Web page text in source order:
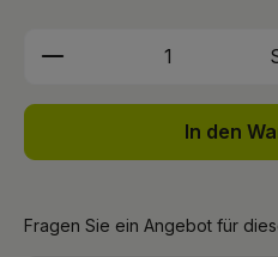
Produkt Anzahl:
In den
Fragen Sie ein Angebot für